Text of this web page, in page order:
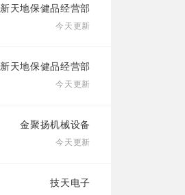
新天地保健品经营部
今天更新
新天地保健品经营部
今天更新
金聚扬机械设备
今天更新
技天电子